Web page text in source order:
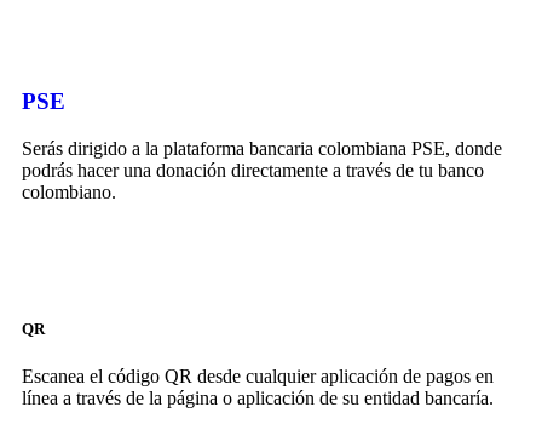
PSE
Serás dirigido a la plataforma bancaria colombiana PSE, donde
podrás hacer una donación directamente a través de tu banco
colombiano.
QR
Escanea el código QR desde cualquier aplicación de pagos en
línea a través de la página o aplicación de su entidad bancaría.